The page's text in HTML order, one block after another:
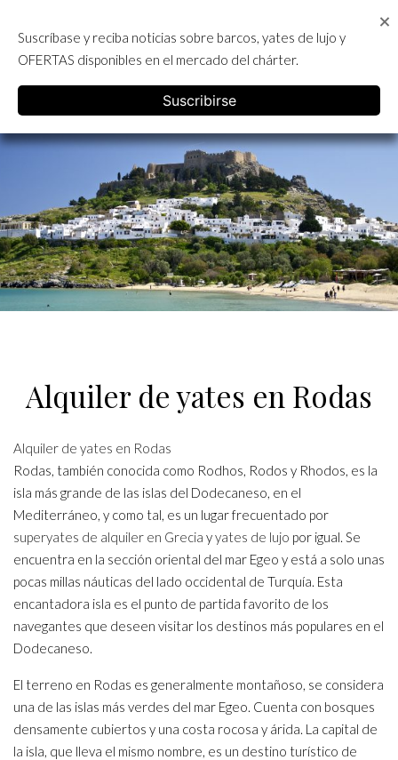
content
ALQUILER DE YATES EN IBIZA
Alquiler de yates en Rodas
Alquiler de yates en Rodas
Rodas, también conocida como Rodhos, Rodos y Rhodos, es la
isla más grande de las islas del Dodecaneso, en el
Mediterráneo, y como tal, es un lugar frecuentado por
superyates de alquiler en Grecia yyates de lujo por igual. Se
encuentra en la sección oriental del mar Egeo y está a solo unas
pocas millas náuticas del lado occidental de Turquía. Esta
encantadora isla es el punto de partida favorito de los
navegantes que deseen visitar los destinos más populares en el
Dodecaneso.
El terreno en Rodas es generalmente montañoso, se considera
una de las islas más verdes del mar Egeo. Cuenta con bosques
densamente cubiertos y una costa rocosa y árida. La capital de
la isla, que lleva el mismo nombre, es un destino turístico de
Suscríbase y reciba noticias sobre barcos, yates de lujo y
OFERTAS disponibles en el mercado del chárter.
Suscribirse